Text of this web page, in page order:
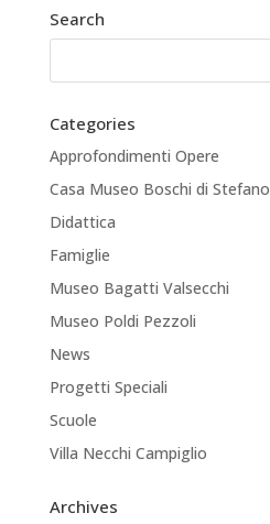
Search
Categories
Approfondimenti Opere
Casa Museo Boschi di Stefano
Didattica
Famiglie
Museo Bagatti Valsecchi
Museo Poldi Pezzoli
News
Progetti Speciali
Scuole
Villa Necchi Campiglio
Archives